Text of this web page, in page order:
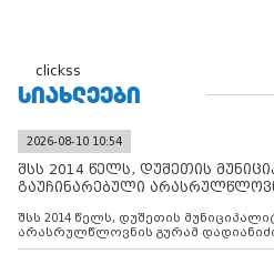
clickss
ᲡᲘᲐᲮᲚᲔᲔᲑᲘ
2026-08-10 10:54
შსს 2014 წელს, დუშეთის
გაუჩინარებული
შსს 2014 წელს, დუშეთის
არასრულწლოვნის გურამ
ინფორმაციას ავრცელებს